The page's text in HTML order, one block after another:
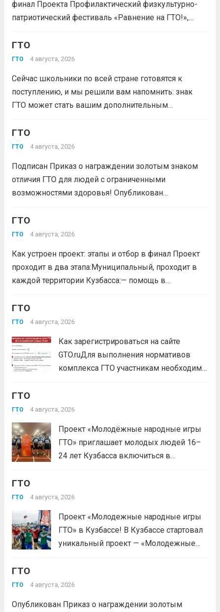
финал Проекта Профилактический физкультурно-
патриотический фестиваль «Равнение на ГТО!»,
Первых-2026».В мероприятии примут участие
победители муниципального этапа проектной
Кузбасса.Состав команды 6 человек, 3 участника
из...Читать дальше
ГТО
ГТО 4 августа, 2026
Сейчас школьники по всей стране готовятся к
поступлению, и мы решили вам напомнить: знак
ГТО может стать вашим дополнительным
Многие университеты начисляют абитуриентам
баллы за индивидуальные достижения — и знак
ГТО
ГТО 4 августа, 2026
Подписан Приказ о награждении золотым знаком
отличия ГТО для людей с ограниченными
возможностями здоровья! Опубликован
Российской Федерации № 229 НГ от 22 июля 2026
года. Документ утверждает список граждан,
Всероссийского физкультурно-спортивного
комплекса...Читать дальше
ГТО
ГТО 4 августа, 2026
Как устроен проект: этапы и отбор в финал Проект
проходит в два этапа:Муниципальный, проходит в
каждой территории Кузбасса:— помощь в
класс по правильной технике выполнения
нормативов комплекса ГТО;— тренировочные
Читать дальше
ГТО
ГТО 4 августа, 2026
Как зарегистрироваться на сайте
GTO.ruДля выполнения нормативов
комплекса ГТО участникам необходимо
выбери своё муниципальное
приходи на площадку. Возьми
документ, удостоверяющий личность,
удобную спортивную форму и воду. На
ГТО
ГТО 4 августа, 2026
Проект «Молодёжные народные игры
ГТО» приглашает молодых людей 16–
24 лет Кузбасса включиться в
муниципальных и регионального
нормативы комплекса ГТО сочетаются
с народными играми, силовыми шоу и
инновационными надувными
ГТО
ГТО 4 августа, 2026
Проект «Молодежные народные игры
ГТО» в Кузбассе! В Кузбассе стартовал
уникальный проект — «Молодежные
молодежных проектов среди
1сезон»! Проект направлен на
ГТО
ГТО 4 августа, 2026
Опубликован Приказ о награждении золотым